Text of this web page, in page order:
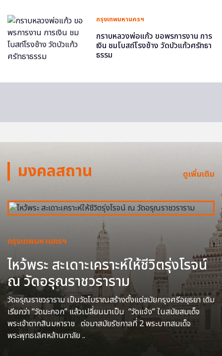
กรุงเทพมหานครฯ
กราบหลวงพ่อแก้ว ขอพรการงาน การ
เงิน ชมโบสถ์โรงช้าง วัดบัวแก้วศรัทธา
ธรรม
มงคลสถาน ดูเพิ่มเติม
กรุงเทพมหานครฯ
ไหว้พระ สะเดาะเคราะห์ให้ชีวิตรุ่งโรจน์
ณ วัดอรุณราชวราราม
วัดอรุณราชวราราม เป็นวัดโบราณสร้างตั้งแต่สมัยกรุงศรีอยุธยา เดิม
เรียกว่า “วัดมะกอก” แล้วเปลี่ยนมาเป็น “วัดแจ้ง” ในสมัยสมเด็จ
พระเจ้าตากสินมหาราช ต่อมาสมัยรัชกาลที่ 2 พระบาทสมเด็จ
พระพุทธเลิศหล้านภาลัย ..